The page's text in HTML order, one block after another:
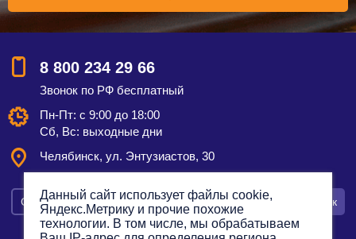
8 800 234 29 66
Звонок по РФ бесплатный
Пн-Пт: с 9:00 до 18:00
Сб, Вс: выходные дни
Челябинск, ул. Энтузиастов, 30
Смотреть на карте Оставить заявку Заказать звонок
Данный сайт использует файлы cookie,
Яндекс.Метрику и прочие похожие
технологии. В том числе, мы обрабатываем